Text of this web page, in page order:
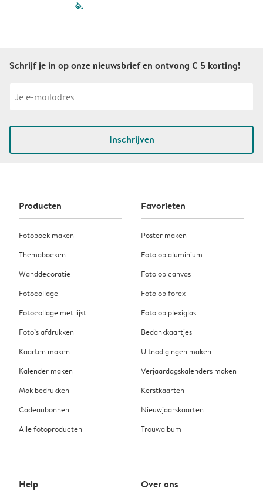
filled-pagination
Schrijf je in op onze nieuwsbrief en ontvang € 5 korting!
Inschrijven
Producten
Fotoboek maken
Themaboeken
Wanddecoratie
Fotocollage
Fotocollage met lijst
Foto’s afdrukken
Kaarten maken
Kalender maken
Mok bedrukken
Cadeaubonnen
Alle fotoproducten
Favorieten
Poster maken
Foto op aluminium
Foto op canvas
Foto op forex
Foto op plexiglas
Bedankkaartjes
Uitnodigingen maken
Verjaardagskalenders maken
Kerstkaarten
Nieuwjaarskaarten
Trouwalbum
Help Over ons